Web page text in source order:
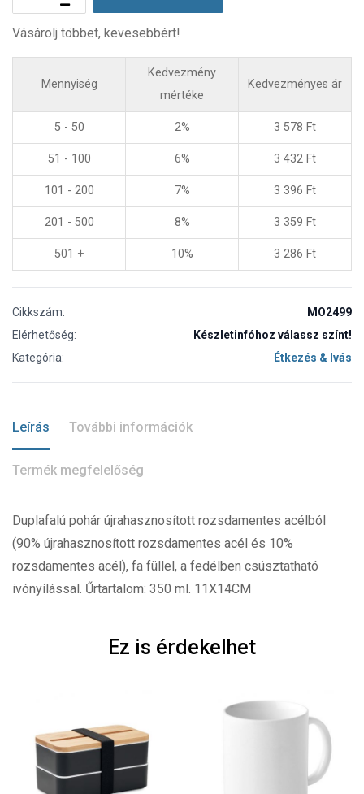
Vásárolj többet, kevesebbért!
Mennyiség
Kedvezmény
mértéke
Kedvezményes ár
5 - 50 2% 3 578 Ft
51 - 100 6% 3 432 Ft
101 - 200 7% 3 396 Ft
201 - 500 8% 3 359 Ft
501 + 10% 3 286 Ft
Cikkszám:
MO2499
Elérhetőség:
Készletinfóhoz válassz színt!
Kategória:
Étkezés & Ivás
Leírás További információk
Termék megfelelőség
Duplafalú pohár újrahasznosított rozsdamentes acélból
(90% újrahasznosított rozsdamentes acél és 10%
rozsdamentes acél), fa füllel, a fedélben csúsztatható
ivónyílással. Űrtartalom: 350 ml. 11X14CM
Ez is érdekelhet